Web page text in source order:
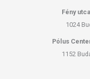
Fény
1024
Pólus
1152